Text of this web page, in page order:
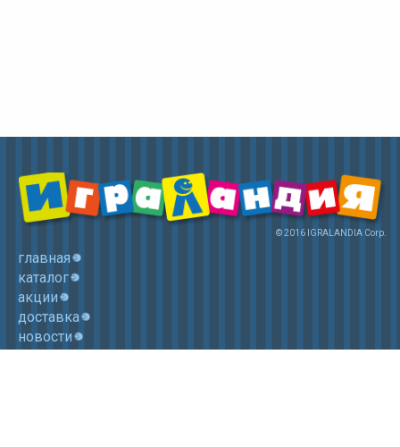
© 2016 IGRALANDIA Corp.
главная
каталог
акции
доставка
новости